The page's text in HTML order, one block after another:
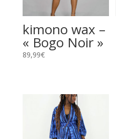
kimono wax –
« Bogo Noir »
89,99€